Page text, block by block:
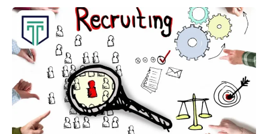
استقدام
شغالات
وخادمات
من
في
الرياض